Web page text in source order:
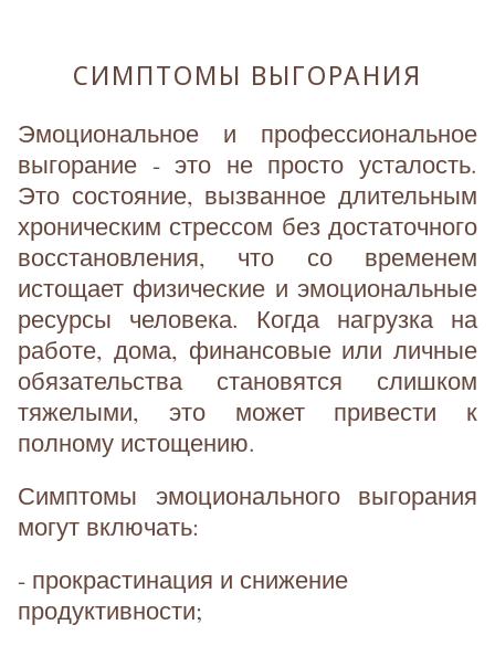
СИМПТОМЫ ВЫГОРАНИЯ
Эмоциональное и профессиональное
выгорание - это не просто усталость.
Это состояние, вызванное длительным
хроническим стрессом без достаточного
восстановления, что со временем
истощает физические и эмоциональные
ресурсы человека. Когда нагрузка на
работе, дома, финансовые или личные
обязательства становятся слишком
тяжелыми, это может привести к
полному истощению.
Симптомы эмоционального выгорания
могут включать:
- прокрастинация и снижение
продуктивности;